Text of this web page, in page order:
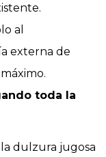
al
externa de
toda la
dulzura jugosa